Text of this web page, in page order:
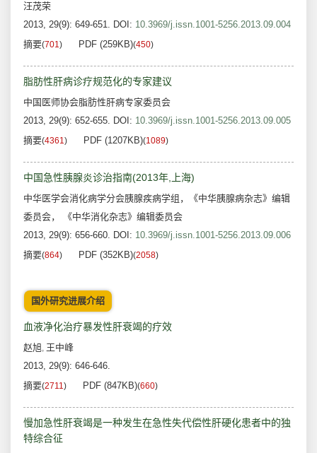
汪茂荣
2013, 29(9): 649-651. DOI: 10.3969/j.issn.1001-5256.2013.09.004
摘要(701) PDF (259KB)(450)
脂肪性肝病诊疗规范化的专家建议
中国医师协会脂肪性肝病专家委员会
2013, 29(9): 652-655. DOI: 10.3969/j.issn.1001-5256.2013.09.005
摘要(4361) PDF (1207KB)(1089)
中国急性胰腺炎诊治指南(2013年,上海)
中华医学会消化病学分会胰腺疾病学组，《中华胰腺病杂志》编辑
委员会， 《中华消化杂志》编辑委员会
2013, 29(9): 656-660. DOI: 10.3969/j.issn.1001-5256.2013.09.006
摘要(864) PDF (352KB)(2058)
国外研究进展介绍
血液净化治疗暴发性肝衰竭的疗效
赵旭, 王中峰
2013, 29(9): 646-646.
摘要(2711) PDF (847KB)(660)
慢加急性肝衰竭是一种发生在急性失代偿性肝硬化患者中的独
特综合征